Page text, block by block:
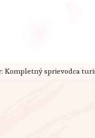
Kompletný sprievodca